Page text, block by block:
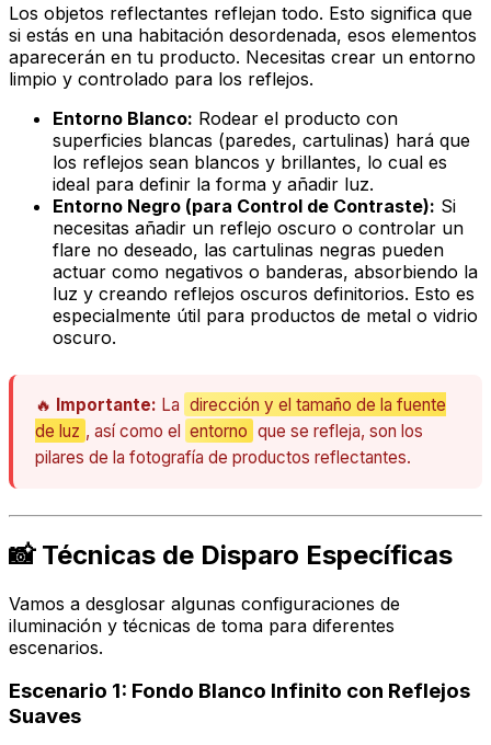
Los objetos reflectantes reflejan todo. Esto significa que
si estás en una habitación desordenada, esos elementos
aparecerán en tu producto. Necesitas crear un entorno
limpio y controlado para los reflejos.
Entorno Blanco: Rodear el producto con
superficies blancas (paredes, cartulinas) hará que
los reflejos sean blancos y brillantes, lo cual es
ideal para definir la forma y añadir luz.
Entorno Negro (para Control de Contraste): Si
necesitas añadir un reflejo oscuro o controlar un
flare no deseado, las cartulinas negras pueden
actuar como negativos o banderas, absorbiendo la
luz y creando reflejos oscuros definitorios. Esto es
especialmente útil para productos de metal o vidrio
oscuro.
🔥 Importante: La dirección y el tamaño de la fuente
de luz , así como el entorno que se refleja, son los
pilares de la fotografía de productos reflectantes.
📸 Técnicas de Disparo Específicas
Vamos a desglosar algunas configuraciones de
iluminación y técnicas de toma para diferentes
escenarios.
Escenario 1: Fondo Blanco Infinito con Reflejos
Suaves